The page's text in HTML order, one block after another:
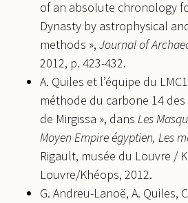
of an absolute chronology
Dynasty by astrophysical
methods », Journal of
2012, p. 423-432.
A. Quiles et l’équipe du
méthode du carbone 14
de Mirgissa », dans Les
Moyen Empire égyptien, Les
Rigault, musée du Louvre /
Louvre/Khéops, 2012.
G. Andreu-Lanoë, A. Quiles,